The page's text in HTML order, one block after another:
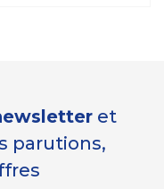
et
parutions,